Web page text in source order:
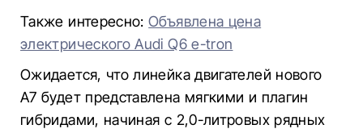
Также интересно:Объявлена цена
электрического Audi Q6 e-tron
Ожидается, что линейка двигателей нового
A7 будет представлена мягкими и плагин
гибридами, начиная с 2,0-литровых рядных